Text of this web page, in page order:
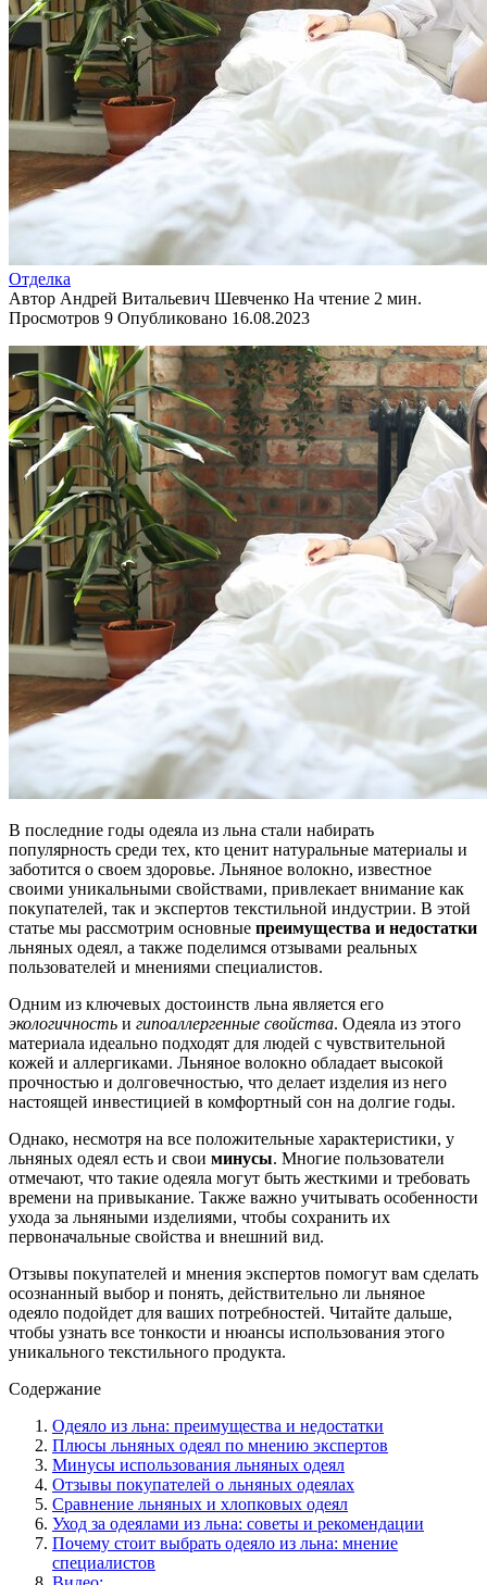
Отделка
Автор Андрей Витальевич Шевченко На чтение 2 мин.
Просмотров 9 Опубликовано 16.08.2023
В последние годы одеяла из льна стали набирать
популярность среди тех, кто ценит натуральные материалы и
заботится о своем здоровье. Льняное волокно, известное
своими уникальными свойствами, привлекает внимание как
покупателей, так и экспертов текстильной индустрии. В этой
статье мы рассмотрим основные преимущества и недостатки
льняных одеял, а также поделимся отзывами реальных
пользователей и мнениями специалистов.
Одним из ключевых достоинств льна является его
экологичность и гипоаллергенные свойства. Одеяла из этого
материала идеально подходят для людей с чувствительной
кожей и аллергиками. Льняное волокно обладает высокой
прочностью и долговечностью, что делает изделия из него
настоящей инвестицией в комфортный сон на долгие годы.
Однако, несмотря на все положительные характеристики, у
льняных одеял есть и свои минусы. Многие пользователи
отмечают, что такие одеяла могут быть жесткими и требовать
времени на привыкание. Также важно учитывать особенности
ухода за льняными изделиями, чтобы сохранить их
первоначальные свойства и внешний вид.
Отзывы покупателей и мнения экспертов помогут вам сделать
осознанный выбор и понять, действительно ли льняное
одеяло подойдет для ваших потребностей. Читайте дальше,
чтобы узнать все тонкости и нюансы использования этого
уникального текстильного продукта.
Содержание
Одеяло из льна: преимущества и недостатки
Плюсы льняных одеял по мнению экспертов
Минусы использования льняных одеял
Отзывы покупателей о льняных одеялах
Сравнение льняных и хлопковых одеял
Уход за одеялами из льна: советы и рекомендации
Почему стоит выбрать одеяло из льна: мнение
специалистов